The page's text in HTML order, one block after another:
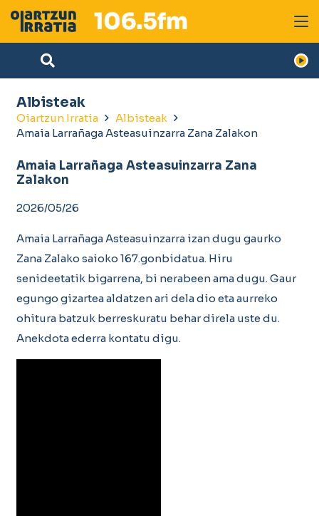
Albisteak
Oiartzun Irratia
Albisteak
Amaia Larrañaga Asteasuinzarra Zana Zalakon
Amaia Larrañaga Asteasuinzarra Zana
Zalakon
2026/05/26
Amaia Larrañaga Asteasuinzarra izan dugu gaurko
Zana Zalako saioko 167.gonbidatua. Hiru
senideetatik bigarrena, bi nerabeen ama dugu. Gaur
egungo gizartea aldatzen ari dela dio eta aurreko
ohitura batzuk berreskuratu behar direla uste du.
Anekdota ederra kontatu digu.